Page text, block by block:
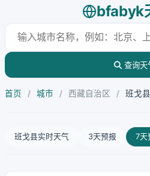
bfabyk
查询天
首页 / 城市 / 西藏自治区 / 班戈
班戈县实时天气 3天预报 7天